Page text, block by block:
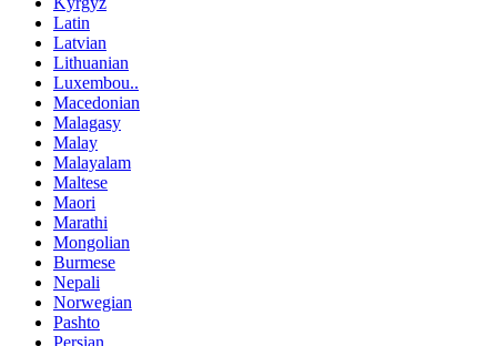
Latin
Latvian
Lithuanian
Luxembou..
Macedonian
Malagasy
Malay
Malayalam
Maltese
Maori
Marathi
Mongolian
Burmese
Nepali
Norwegian
Pashto
Persian